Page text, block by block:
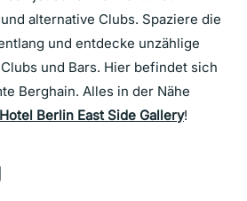
alternative Clubs. Spaziere die
und entdecke unzählige
und Bars. Hier befindet sich
Berghain. Alles in der Nähe
Berlin East Side Gallery!